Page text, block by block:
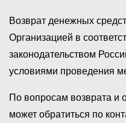
Возврат денежных
Организацией в
законодательством
условиями проведения
По вопросам возврата и
может обратиться по